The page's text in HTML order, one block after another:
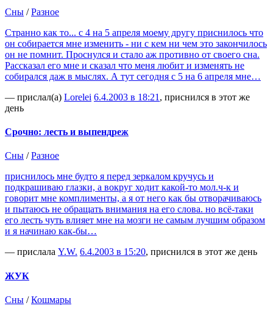
Сны /Разное
Странно как то... с 4 на 5 апреля моему другу приснилось что
он собирается мне изменить - ни с кем ни чем это закончилось
он не помнит. Проснулся и стало аж противно от своего сна.
Рассказал его мне и сказал что меня любит и изменять не
собирался даж в мыслях. А тут сегодня с 5 на 6 апреля мне…
— прислал(а) Lorelei 6.4.2003 в 18:21 , приснился в этот же
день
Срочно: лесть и выпендреж
Сны /Разное
приснилось мне будто я перед зеркалом кручусь и
подкрашиваю глазки, а вокруг ходит какой-то мол.ч-к и
говорит мне комплименты, а я от него как бы отворачиваюсь
и пытаюсь не обращать внимания на его слова. но всё-таки
его лесть чуть влияет мне на мозги не самым лучшим образом
и я начинаю как-бы…
— прислала Y.W. 6.4.2003 в 15:20, приснился в этот же день
ЖУК
Сны /Кошмары